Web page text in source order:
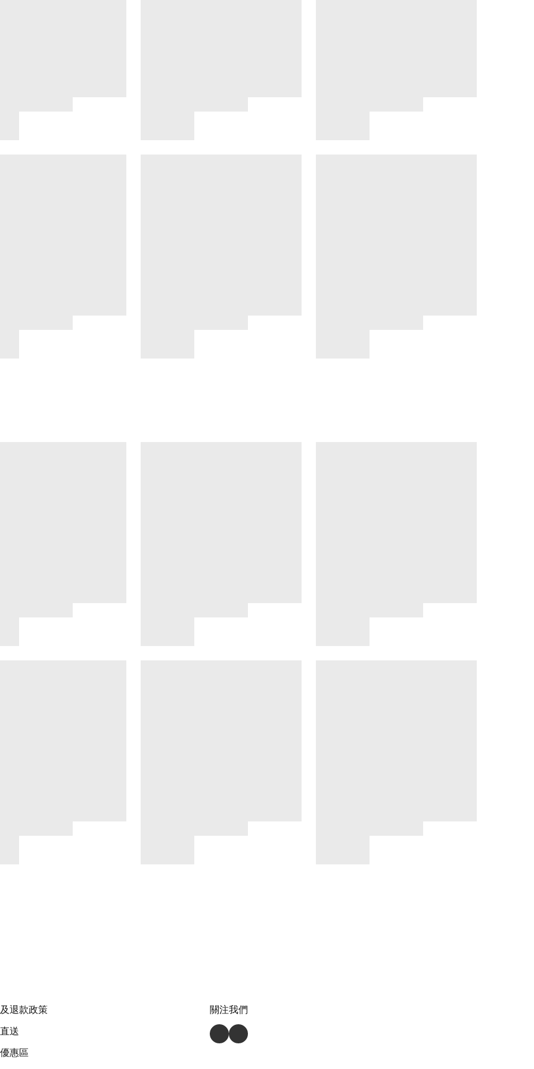
退款政策
送
惠區
關注我們